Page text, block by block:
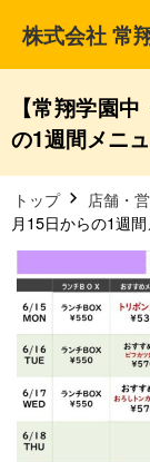
株式会社 常
【常翔学園
の1週間メニ
トップ 店舗・
月15日からの1週